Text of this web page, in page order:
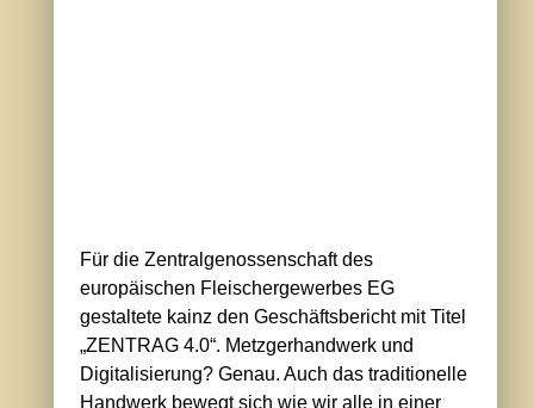
Für die Zentralgenossenschaft des
europäischen Fleischergewerbes EG
gestaltete kainz den Geschäftsbericht mit Titel
„ZENTRAG 4.0“. Metzgerhandwerk und
Digitalisierung? Genau. Auch das traditionelle
Handwerk bewegt sich wie wir alle in einer